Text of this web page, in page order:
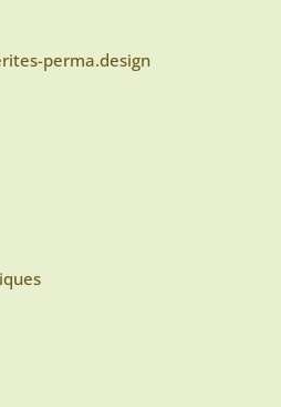
perma.design